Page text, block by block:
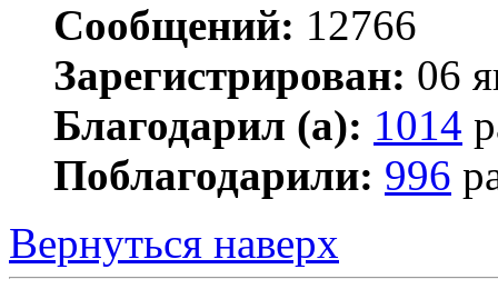
Сообщений: 12766
Зарегистрирован: 06
Благодарил (а): 1014
Поблагодарили: 996
Вернуться наверх